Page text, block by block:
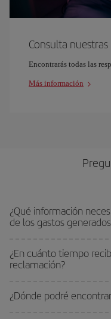
Consulta
Encontrarás todas las
Más información
¿Qué información
de los gastos
¿En cuánto tiempo
reclamación?
¿Dónde podré